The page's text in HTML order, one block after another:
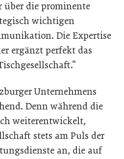
über die prominente
wichtigen
Die Expertise
ergänzt perfekt das
Unternehmens
Denn während die
weiterentwickelt,
stets am Puls der
an, die auf